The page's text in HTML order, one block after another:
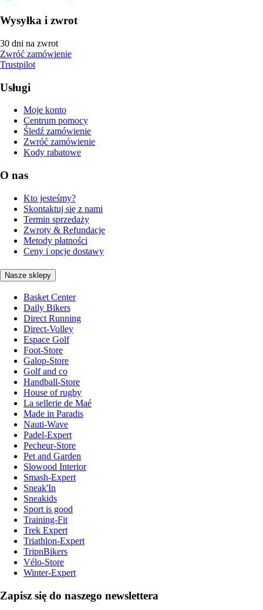
Wysyłka i zwrot
30 dni na zwrot
Zwróć zamówienie
Trustpilot
Usługi
Moje konto
Centrum pomocy
Śledź zamówienie
Zwróć zamówienie
Kody rabatowe
O nas
Kto jesteśmy?
Skontaktuj się z nami
Termin sprzedaży
Zwroty & Refundacje
Metody płatności
Ceny i opcje dostawy
Nasze sklepy
Basket Center
Daily Bikers
Direct Running
Direct-Volley
Espace Golf
Foot-Store
Galop-Store
Golf and co
Handball-Store
House of rugby
La sellerie de Maé
Made in Paradis
Nauti-Wave
Padel-Expert
Pecheur-Store
Pet and Garden
Slowood Interior
Smash-Expert
Sneak'In
Sneakids
Sport is good
Training-Fit
Trek Expert
Triathlon-Expert
TripnBikers
Vélo-Store
Winter-Expert
Zapisz się do naszego newslettera